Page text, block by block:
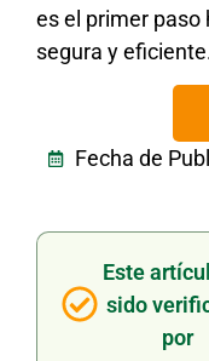
es el primer
segura y
Fecha de
Este
sido
por